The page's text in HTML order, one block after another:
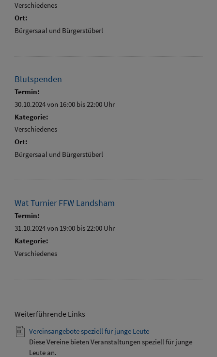
Verschiedenes
Ort:
Bürgersaal und Bürgerstüberl
Blutspenden
Termin:
30.10.2024 von 16:00 bis 22:00 Uhr
Kategorie:
Verschiedenes
Ort:
Bürgersaal und Bürgerstüberl
Wat Turnier FFW Landsham
Termin:
31.10.2024 von 19:00 bis 22:00 Uhr
Kategorie:
Verschiedenes
Weiterführende Links
Vereinsangebote speziell für junge Leute
Diese Vereine bieten Veranstaltungen speziell für junge
Leute an.